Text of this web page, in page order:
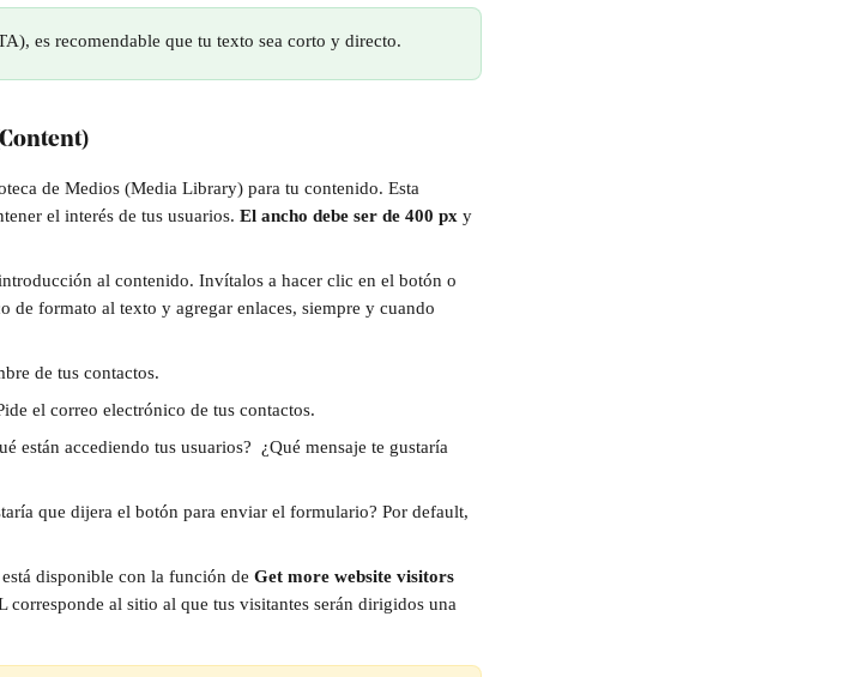
es recomendable que tu texto sea corto y directo.
de Medios (Media Library) para tu contenido. Esta
el interés de tus usuarios. El ancho debe ser de 400 px y
al contenido. Invítalos a hacer clic en el botón o
de formato al texto y agregar enlaces, siempre y cuando
de tus contactos.
el correo electrónico de tus contactos.
están accediendo tus usuarios?
¿Qué mensaje te gustaría
que dijera el botón para enviar el formulario? Por default,
disponible con la función de Get more website visitors
al sitio al que tus visitantes serán dirigidos una